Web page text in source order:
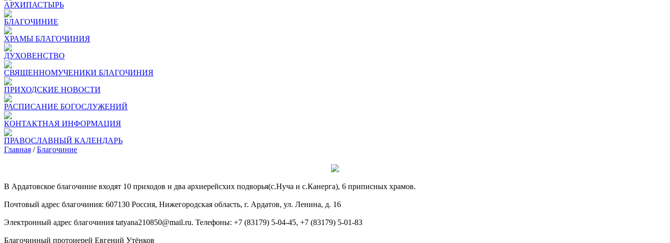
АРХИПАСТЫРЬ
БЛАГОЧИНИЕ
ХРАМЫ БЛАГОЧИНИЯ
ДУХОВЕНСТВО
СВЯЩЕННОМУЧЕНИКИ БЛАГОЧИНИЯ
ПРИХОДСКИЕ НОВОСТИ
РАСПИСАНИЕ БОГОСЛУЖЕНИЙ
КОНТАКТНАЯ ИНФОРМАЦИЯ
ПРАВОСЛАВНЫЙ КАЛЕНДАРЬ
Главная /Благочиние
В Ардатовское благочиние входят 10 приходов и два архиерейсхих подворья(с.Нуча и с.Канерга), 6 приписных храмов.
Почтовый адрес благочиния: 607130 Россия, Нижегородская область, г. Ардатов, ул. Ленина, д. 16
Электронный адрес благочиния tatyana210850@mail.ru. Телефоны: +7 (83179) 5-04-45, +7 (83179) 5-01-83
Благочинный протоиерей Евгений Утёнков